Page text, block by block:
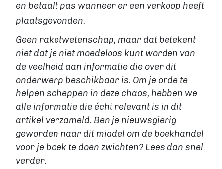
E-book verkopen
Stappenplan
Boek schrijven
BOEK SCHRIJVEN
Boek redigeren
BOEK MAKEN
Boek maken
Zakelijk boek
Lifestyle boek
Kennis boek
Fictie boek
Luisterboek
en betaalt pas wanneer er een verkoop heeft
plaatsgevonden.
Geen raketwetenschap, maar dat betekent
niet dat je niet moedeloos kunt worden van
de veelheid aan informatie die over dit
onderwerp beschikbaar is. Om je orde te
helpen scheppen in deze chaos, hebben we
alle informatie die écht relevant is in dit
artikel verzameld. Ben je nieuwsgierig
geworden naar dit middel om de boekhandel
voor je boek te doen zwichten? Lees dan snel
verder.